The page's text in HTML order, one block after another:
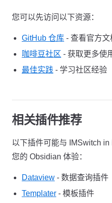
您可以先访问以下资源：
GitHub 仓库 - 查看官方文
咖啡豆社区 - 获取更多使
最佳实践 - 学习社区经验
相关插件推荐
以下插件可能与 IMSwitch
您的 Obsidian 体验：
Dataview - 数据查询插件
Templater - 模板插件